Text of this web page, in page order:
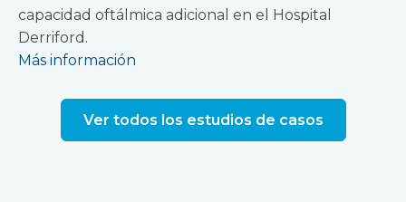
capacidad oftálmica adicional en el Hospital
Derriford.
Más información
Ver todos los estudios de casos